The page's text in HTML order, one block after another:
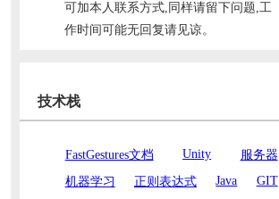
可加本人联系方式,同样请留下问题,工
作时间可能无回复请见谅。
技术栈
FastGestures文档 Unity
服务器
机器学习
正则表达式 Java
GIT